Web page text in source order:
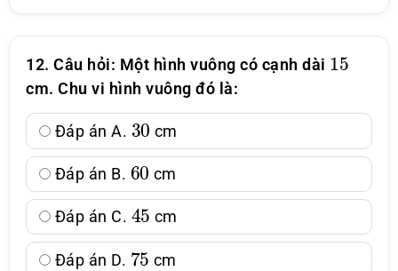
12. Câu hỏi: Một hình vuông có cạnh dài
15
cm. Chu vi hình vuông đó là:
Đáp án A.
30
cm
Đáp án B.
60
cm
Đáp án C.
45
cm
Đáp án D.
75
cm